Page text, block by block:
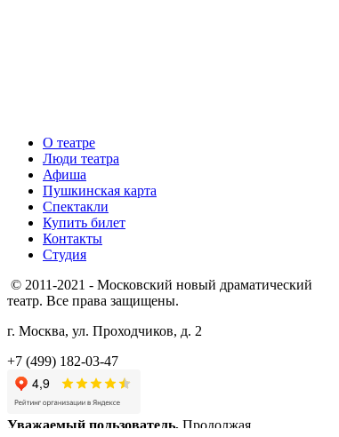
О театре
Люди театра
Афиша
Пушкинская карта
Спектакли
Купить билет
Контакты
Студия
© 2011-2021 - Московский новый драматический
театр. Все права защищены.
г. Москва, ул. Проходчиков, д. 2
+7 (499) 182-03-47
Уважаемый пользователь, Продолжая